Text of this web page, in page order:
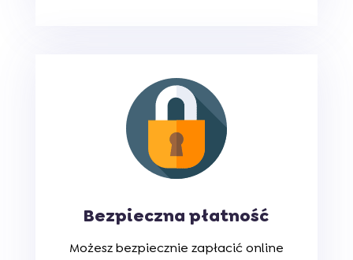
Bezpieczna płatność
Możesz bezpiecznie zapłacić online